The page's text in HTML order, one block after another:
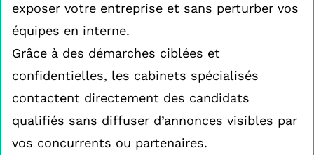
exposer votre entreprise et sans perturber vos
équipes en interne.
Grâce à des démarches ciblées et
confidentielles, les cabinets spécialisés
contactent directement des candidats
qualifiés sans diffuser d’annonces visibles par
vos concurrents ou partenaires.